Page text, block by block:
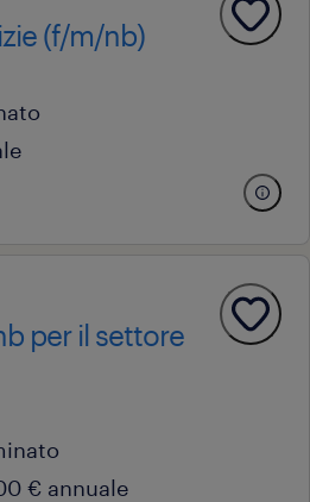
(f/m/nb)
per il settore
€ annuale